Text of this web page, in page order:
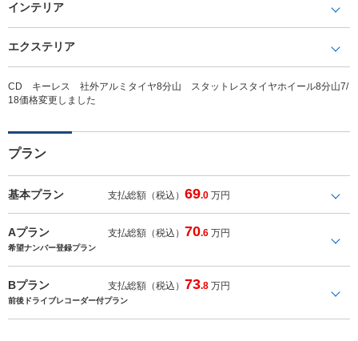
インテリア
エクステリア
CD キーレス 社外アルミタイヤ8分山 スタットレスタイヤホイール8分山7/
18価格変更しました
プラン
基本プラン 支払総額（税込）69.0 万円
Aプラン 支払総額（税込） 70.6 万円
希望ナンバー登録プラン
Bプラン 支払総額（税込） 73.8 万円
前後ドライブレコーダー付プラン